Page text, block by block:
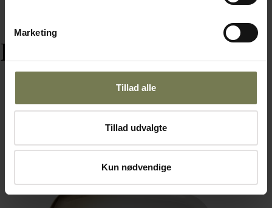
Marketing
Tillad alle
Tillad udvalgte
Kun nødvendige
Relaterede varer